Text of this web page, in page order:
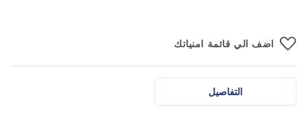
اضف الي قائمة امنياتك
التفاصيل